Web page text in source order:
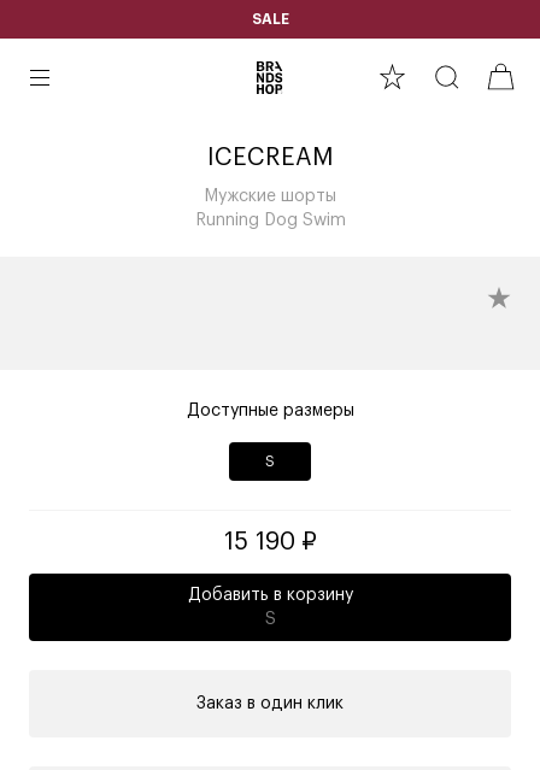
SALE
ICECREAM
Мужские шорты
Running Dog Swim
Доступные размеры
S
15 190 ₽
Добавить в корзину
S
Заказ в один клик